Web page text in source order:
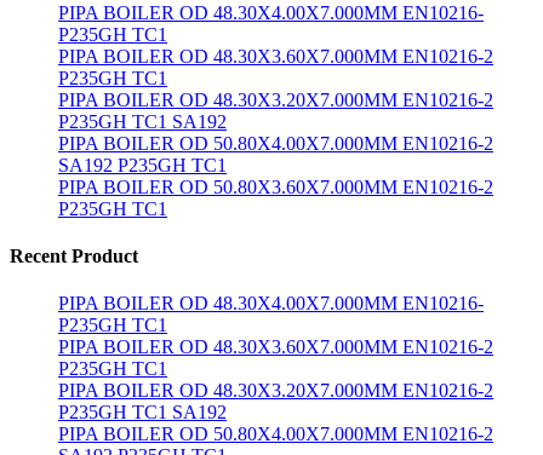
PIPA BOILER OD 48.30X4.00X7.000MM EN10216-
P235GH TC1
PIPA BOILER OD 48.30X3.60X7.000MM EN10216-2
P235GH TC1
PIPA BOILER OD 48.30X3.20X7.000MM EN10216-2
P235GH TC1 SA192
PIPA BOILER OD 50.80X4.00X7.000MM EN10216-2
SA192 P235GH TC1
PIPA BOILER OD 50.80X3.60X7.000MM EN10216-2
P235GH TC1
Recent Product
PIPA BOILER OD 48.30X4.00X7.000MM EN10216-
P235GH TC1
PIPA BOILER OD 48.30X3.60X7.000MM EN10216-2
P235GH TC1
PIPA BOILER OD 48.30X3.20X7.000MM EN10216-2
P235GH TC1 SA192
PIPA BOILER OD 50.80X4.00X7.000MM EN10216-2